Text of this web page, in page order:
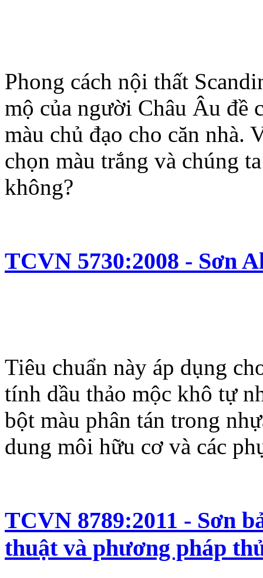
Phong cách nội thất
mộ của người Châu Âu đề
màu chủ đạo cho căn nhà.
chọn màu trắng và chúng
không?
TCVN 5730:2008 - Sơn
Tiêu chuẩn này áp dụng
tính dầu thảo mộc khô tự
bột màu phân tán trong
dung môi hữu cơ và các
TCVN 8789:2011 - Sơn
thuật và phương pháp